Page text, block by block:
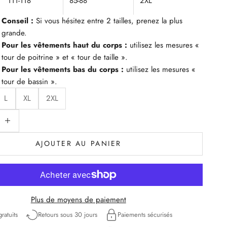
Conseil : Si vous hésitez entre 2 tailles, prenez la plus
grande.
Pour les vêtements haut du corps : utilisez les mesures «
tour de poitrine » et « tour de taille ».
Pour les vêtements bas du corps : utilisez les mesures «
tour de bassin ».
L XL
2XL
Diminuer la quantité
AJOUTER AU PANIER
Plus de moyens de paiement
Retours sous 30 jours Paiements sécurisés